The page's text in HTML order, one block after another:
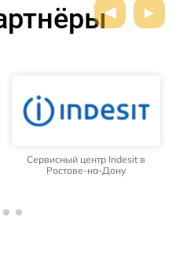
Сервисный центр Indesit в
Ростове-на-Дону